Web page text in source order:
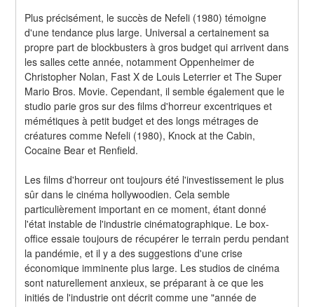
Plus précisément, le succès de Nefeli (1980) témoigne
d'une tendance plus large. Universal a certainement sa
propre part de blockbusters à gros budget qui arrivent dans
les salles cette année, notamment Oppenheimer de
Christopher Nolan, Fast X de Louis Leterrier et The Super
Mario Bros. Movie. Cependant, il semble également que le
studio parie gros sur des films d'horreur excentriques et
mémétiques à petit budget et des longs métrages de
créatures comme Nefeli (1980), Knock at the Cabin,
Cocaine Bear et Renfield.
Les films d'horreur ont toujours été l'investissement le plus
sûr dans le cinéma hollywoodien. Cela semble
particulièrement important en ce moment, étant donné
l'état instable de l'industrie cinématographique. Le box-
office essaie toujours de récupérer le terrain perdu pendant
la pandémie, et il y a des suggestions d'une crise
économique imminente plus large. Les studios de cinéma
sont naturellement anxieux, se préparant à ce que les
initiés de l'industrie ont décrit comme une "année de